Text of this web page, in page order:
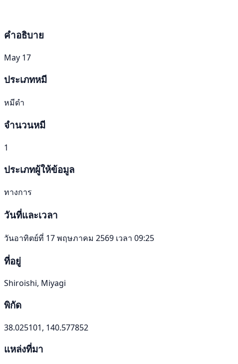
คำอธิบาย
May 17
ประเภทหมี
หมีดำ
จำนวนหมี
1
ประเภทผู้ให้ข้อมูล
ทางการ
วันที่และเวลา
วันอาทิตย์ที่ 17 พฤษภาคม 2569 เวลา 09:25
ที่อยู่
Shiroishi, Miyagi
พิกัด
38.025101, 140.577852
แหล่งที่มา